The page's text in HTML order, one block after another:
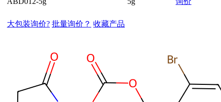
大包装询价? 批量询价？ 收藏产品